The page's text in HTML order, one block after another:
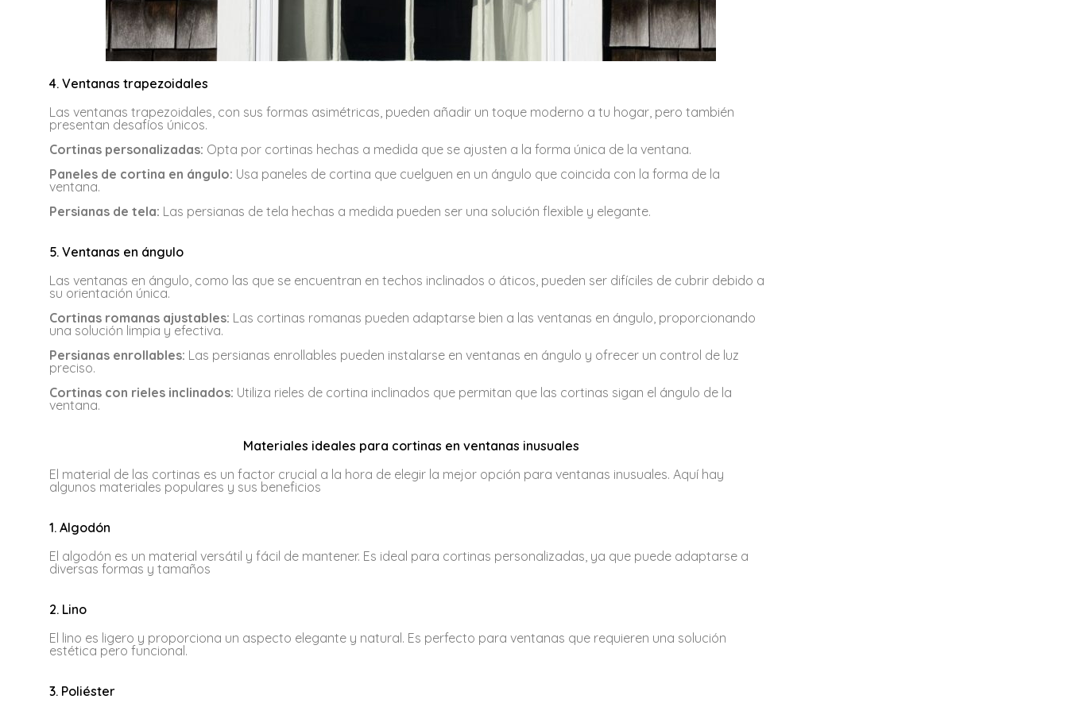
4. Ventanas trapezoidales
Las ventanas trapezoidales, con sus formas asimétricas, pueden añadir un toque moderno a tu hogar, pero también
presentan desafíos únicos.
Cortinas personalizadas: Opta por cortinas hechas a medida que se ajusten a la forma única de la ventana.
Paneles de cortina en ángulo: Usa paneles de cortina que cuelguen en un ángulo que coincida con la forma de la
ventana.
Persianas de tela: Las persianas de tela hechas a medida pueden ser una solución flexible y elegante.
5. Ventanas en ángulo
Las ventanas en ángulo, como las que se encuentran en techos inclinados o áticos, pueden ser difíciles de cubrir debido a
su orientación única.
Cortinas romanas ajustables: Las cortinas romanas pueden adaptarse bien a las ventanas en ángulo, proporcionando
una solución limpia y efectiva.
Persianas enrollables: Las persianas enrollables pueden instalarse en ventanas en ángulo y ofrecer un control de luz
preciso.
Cortinas con rieles inclinados: Utiliza rieles de cortina inclinados que permitan que las cortinas sigan el ángulo de la
ventana.
Materiales ideales para cortinas en ventanas inusuales
El material de las cortinas es un factor crucial a la hora de elegir la mejor opción para ventanas inusuales. Aquí hay
algunos materiales populares y sus beneficios
1. Algodón
El algodón es un material versátil y fácil de mantener. Es ideal para cortinas personalizadas, ya que puede adaptarse a
diversas formas y tamaños
2. Lino
El lino es ligero y proporciona un aspecto elegante y natural. Es perfecto para ventanas que requieren una solución
estética pero funcional.
3. Poliéster